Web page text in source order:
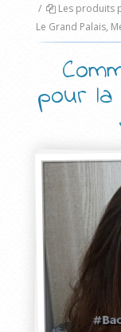
/
Les produits
Le Grand Palais,
pour